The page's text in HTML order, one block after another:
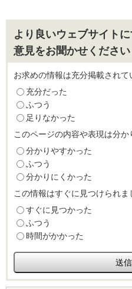
より良いウェブサイト
意見をお聞かせください
お求めの情報は充分掲載されて
充分だった
ふつう
足りなかった
このページの内容や表現は分か
分かりやすかった
ふつう
分かりにくかった
この情報はすぐに見つけられま
すぐに見つかった
ふつう
時間がかかった